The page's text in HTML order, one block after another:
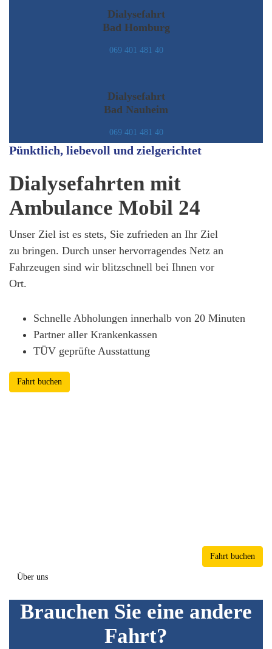
Dialysefahrt
Bad Homburg
069 401 481 40
Dialysefahrt
Bad Nauheim
069 401 481 40
Pünktlich, liebevoll und zielgerichtet
Dialysefahrten mit
Ambulance Mobil 24
Unser Ziel ist es stets, Sie zufrieden an Ihr Ziel
zu bringen. Durch unser hervorragendes Netz an
Fahrzeugen sind wir blitzschnell bei Ihnen vor
Ort.
Schnelle Abholungen innerhalb von 20 Minuten
Partner aller Krankenkassen
TÜV geprüfte Ausstattung
Fahrt buchen
Fahrt buchen
Über uns
Brauchen Sie eine andere
Fahrt?